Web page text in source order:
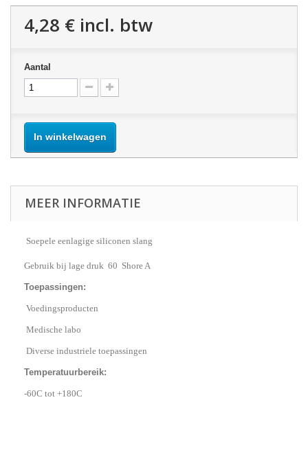
4,28 € incl. btw
Aantal
In winkelwagen
MEER INFORMATIE
Soepele eenlagige siliconen slang
Gebruik bij lage druk 60 Shore A
Toepassingen:
Voedingsproducten
Medische labo
Diverse industriele toepassingen
Temperatuurbereik:
-60C tot +180C